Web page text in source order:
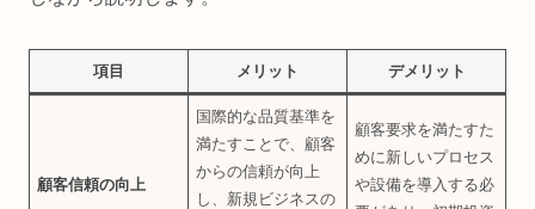
項目 メリット デメリット
顧客信頼の向上
国際的な品質基準を
満たすことで、顧客
からの信頼が向上
し、新規ビジネスの
顧客要求を満たすた
めに新しいプロセス
や設備を導入する必